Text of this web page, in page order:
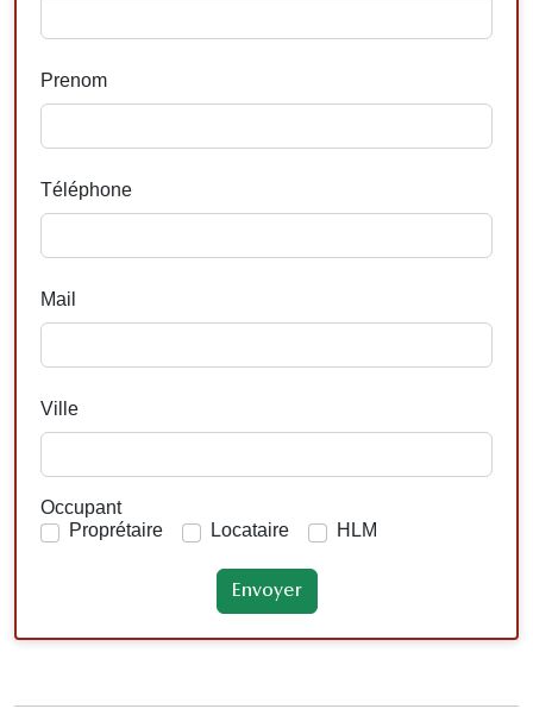
Prenom
Téléphone
Mail
Ville
Occupant
Proprétaire
Locataire HLM